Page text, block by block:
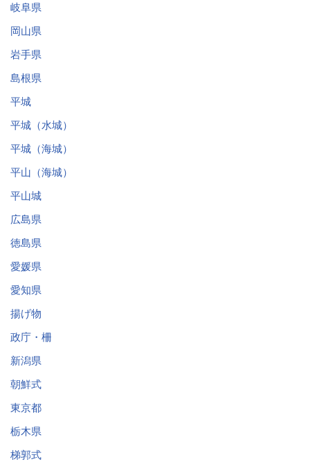
岐阜県
岡山県
岩手県
島根県
平城
平城（水城）
平城（海城）
平山（海城）
平山城
広島県
徳島県
愛媛県
愛知県
揚げ物
政庁・柵
新潟県
朝鮮式
東京都
栃木県
梯郭式